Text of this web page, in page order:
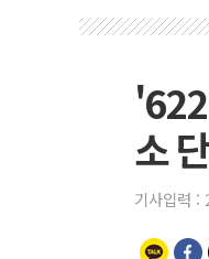
소
기사입력 :